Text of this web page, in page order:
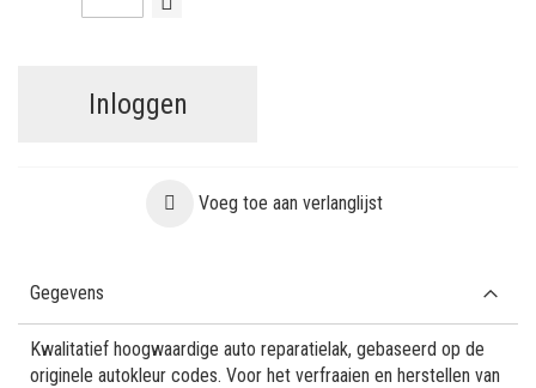
Inloggen
Voeg toe aan verlanglijst
Gegevens
Kwalitatief hoogwaardige auto reparatielak, gebaseerd op de
originele autokleur codes. Voor het verfraaien en herstellen van